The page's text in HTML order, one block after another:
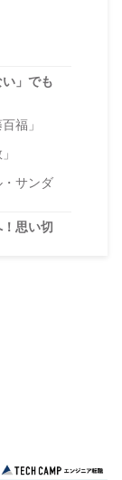
」でも
福」
サンダ
思い切